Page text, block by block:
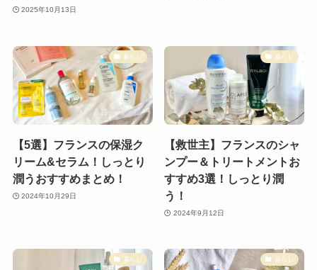
2025年10月13日
暮らし
【5選】フランスの保湿ク
リーム&セラム！しっとり
潤うおすすめまとめ！
2024年10月29日
暮らし
【救世主】フランスのシャ
ンプー＆トリートメントお
すすめ3選！しっとり潤
う！
2024年9月12日
暮らし 暮らし